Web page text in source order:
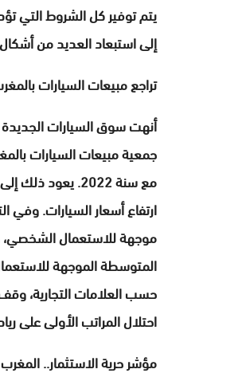
يتم توفير كل الشروط التي
إلى استبعاد العديد من
تراجع مبيعات السيارات
أنهت سوق السيارات
مع سنة 2022.
حسب العلامات التجارية،
احتلال المراتب الأولى على
مؤشر حرية الاستثمار..